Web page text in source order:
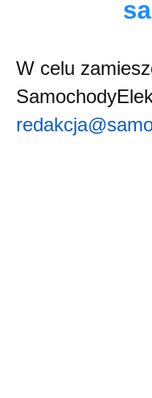
W celu